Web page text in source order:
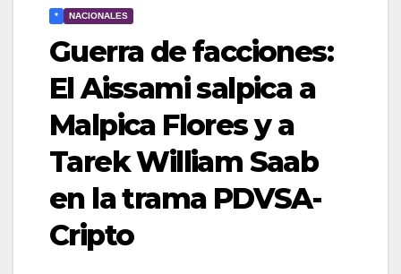
* NACIONALES
​Guerra de facciones:
El Aissami salpica a
Malpica Flores y a
Tarek William Saab
en la trama PDVSA-
Cripto